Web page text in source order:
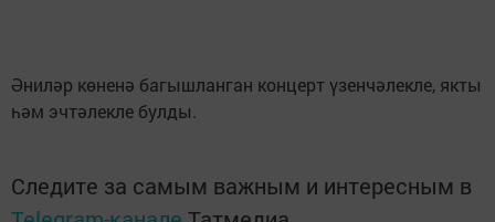
Әниләр көненә багышланган концерт үзенчәлекле, якты
һәм эчтәлекле булды.
Следите за самым важным и интересным в